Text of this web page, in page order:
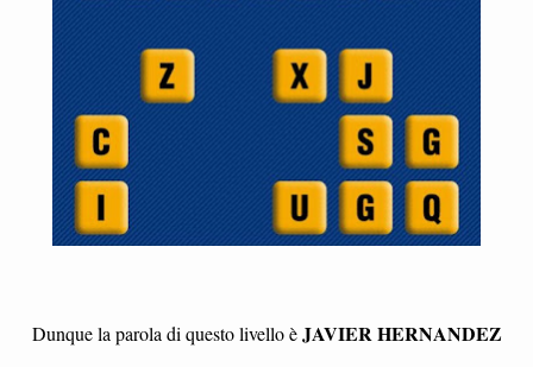
Dunque la parola di questo livello èJAVIER HERNANDEZ